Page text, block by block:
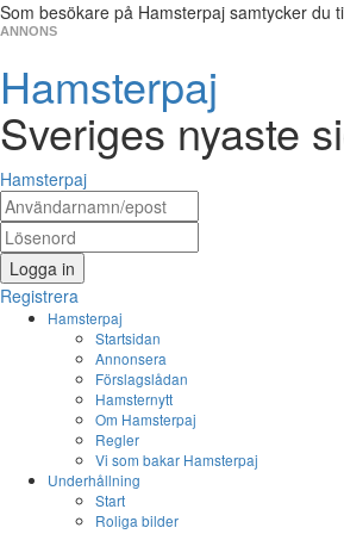
Som besökare på Hamsterpaj samtycker du
ANNONS
Hamsterpaj
Sveriges nyaste
Hamsterpaj
Logga in
Registrera
Hamsterpaj
Startsidan
Annonsera
Förslagslådan
Hamsternytt
Om Hamsterpaj
Regler
Vi som bakar Hamsterpaj
Underhållning
Start
Roliga bilder